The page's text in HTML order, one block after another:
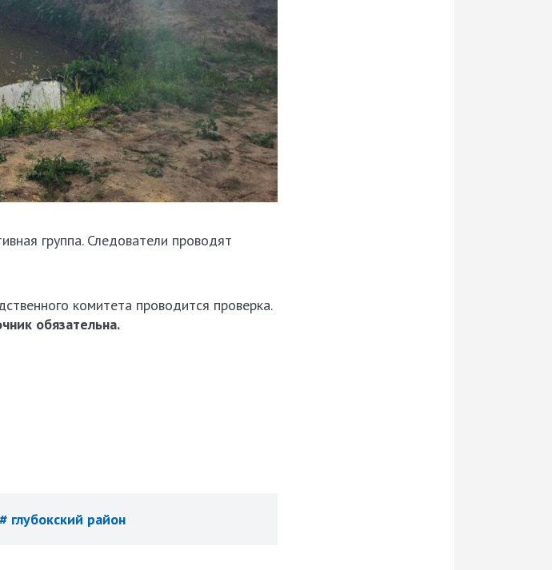
группа. Следователи проводят
комитета проводится проверка.
обязательна.
# глубокский район